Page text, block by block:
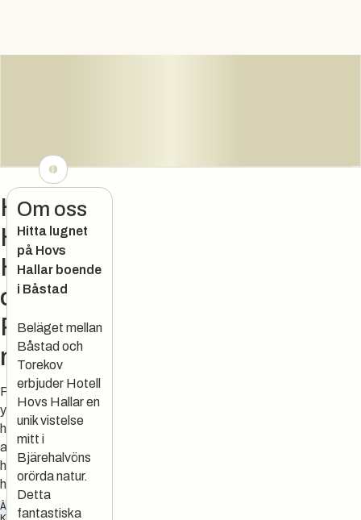
Hovs
Hallar
Hotell
och
Restaura
ng
På Bjärehalvöns
yttersta spets
hittar ni oss. Njut
av den obrutna
horisonten mot
havet. Välkomna!
À LA CARTELUNCH
Om oss
Hitta lugnet
på Hovs
Hallar boende
i Båstad
Beläget mellan
Båstad och
Torekov
erbjuder Hotell
Hovs Hallar en
unik vistelse
mitt i
Bjärehalvöns
orörda natur.
Detta
fantastiska